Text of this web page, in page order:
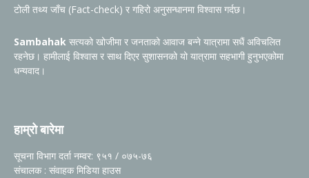
टोली तथ्य जाँच (Fact-check) र गहिरो अनुसन्धानमा विश्वास गर्दछ।
Sambahak सत्यको खोजीमा र जनताको आवाज बन्ने यात्रामा सधैं अविचलित
रहनेछ। हामीलाई विश्वास र साथ दिएर सुशासनको यो यात्रामा सहभागी हुनुभएकोमा
धन्यवाद।
हाम्रो बारेमा
सूचना विभाग दर्ता नम्वर: ९५१ / ०७५-७६
संचालक : संवाहक मिडिया हाउस